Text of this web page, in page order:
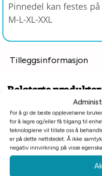
For å gi de beste opplevelsene
for å lagre og/eller få tilgang til
teknologiene vil tillate oss å
er på dette nettstedet. Å ikke
negativ innvirkning på visse
Pinnedel kan festes
M-L-XL-XXL
Tilleggsinformasjon
Relaterte produkter
-80%
Billigkroken